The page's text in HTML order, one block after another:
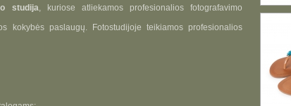
studija, kuriose atliekamos profesionalios fotografavimo
kokybės paslaugų. Fotostudijoje teikiamos profesionalios